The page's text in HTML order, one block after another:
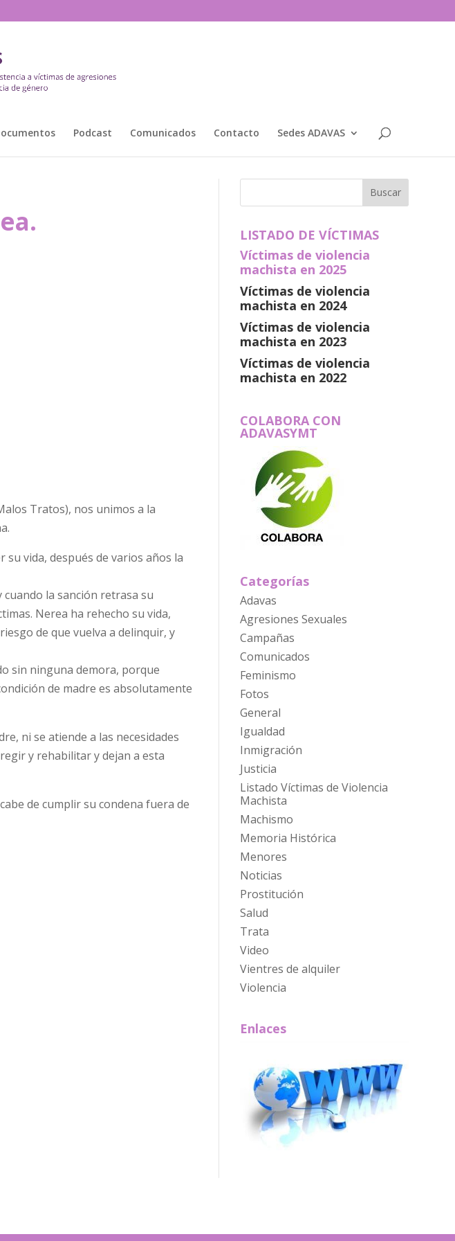
Podcast Comunicados Contacto Sedes ADAVAS
Tratos), nos unimos a la
vida, después de varios años la
la sanción retrasa su
Nerea ha rehecho su vida,
de que vuelva a delinquir, y
sin ninguna demora, porque
de madre es absolutamente
ni se atiende a las necesidades
y rehabilitar y dejan a esta
de cumplir su condena fuera de
LISTADO DE VÍCTIMAS
Víctimas de violencia
machista en 2025
Víctimas de violencia
machista en 2024
Víctimas de violencia
machista en 2023
Víctimas de violencia
machista en 2022
COLABORA CON
ADAVASYMT
Categorías
Adavas
Agresiones Sexuales
Campañas
Comunicados
Feminismo
Fotos
General
Igualdad
Inmigración
Justicia
Listado Víctimas de Violencia
Machista
Machismo
Memoria Histórica
Menores
Noticias
Prostitución
Salud
Trata
Video
Vientres de alquiler
Violencia
Enlaces